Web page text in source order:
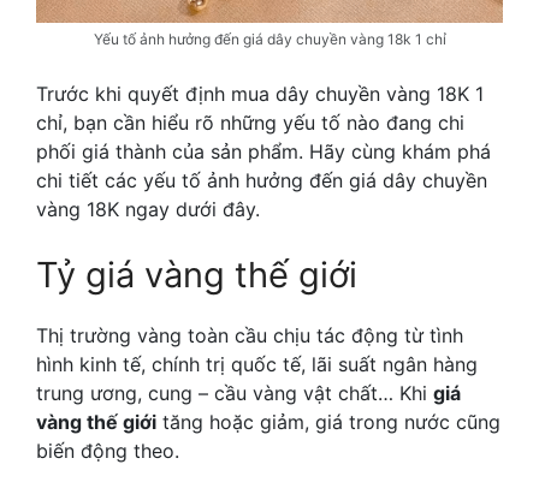
Yếu tố ảnh hưởng đến giá dây chuyền vàng 18k 1 chỉ
Trước khi quyết định mua dây chuyền vàng 18K 1
chỉ, bạn cần hiểu rõ những yếu tố nào đang chi
phối giá thành của sản phẩm. Hãy cùng khám phá
chi tiết các yếu tố ảnh hưởng đến giá dây chuyền
vàng 18K ngay dưới đây.
Tỷ giá vàng thế giới
Thị trường vàng toàn cầu chịu tác động từ tình
hình kinh tế, chính trị quốc tế, lãi suất ngân hàng
trung ương, cung – cầu vàng vật chất… Khi giá
vàng thế giới tăng hoặc giảm, giá trong nước cũng
biến động theo.